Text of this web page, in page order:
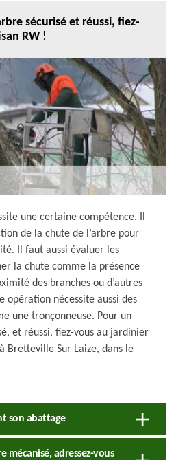
sécurisé et réussi, fiez-
RW !
une certaine compétence. Il
de la chute de l’arbre pour
Il faut aussi évaluer les
la chute comme la présence
des branches ou d’autres
opération nécessite aussi des
une tronçonneuse. Pour un
et réussi, fiez-vous au jardinier
Bretteville Sur Laize, dans le
son abattage
mécanisé, adressez-vous